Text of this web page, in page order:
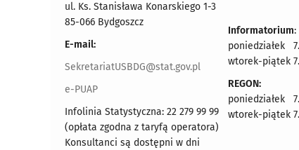
ul. Ks. Stanisława Konarskiego 1-3
85-066 Bydgoszcz
E-mail:
SekretariatUSBDG@stat.gov.pl
e-PUAP
Infolinia Statystyczna: 22 279 99 99
(opłata zgodna z taryfą operatora)
Konsultanci są dostępni w dni
Informatorium:
poniedziałek
wtorek-piątek
REGON:
poniedziałek
wtorek-piątek